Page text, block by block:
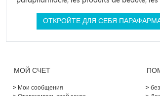
ОТКРОЙТЕ ДЛЯ СЕБЯ
МОЙ СЧЕТ
Мои сообщения